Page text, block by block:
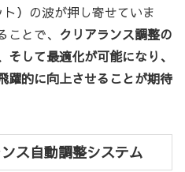
）の波が押し寄せていま
とで、 クリアランス調整の
して最適化が可能になり、
躍的に向上させることが期待
ス自動調整システム